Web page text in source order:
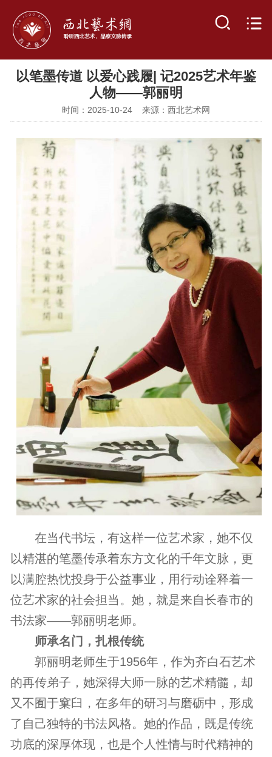
以笔墨传道 以爱心践履| 记2025艺术年鉴
人物——郭丽明
时间：2025-10-24 来源：西北艺术网
在当代书坛，有这样一位艺术家，她不仅
以精湛的笔墨传承着东方文化的千年文脉，更
以满腔热忱投身于公益事业，用行动诠释着一
位艺术家的社会担当。她，就是来自长春市的
书法家——郭丽明老师。
师承名门，扎根传统
郭丽明老师生于1956年，作为齐白石艺术
的再传弟子，她深得大师一脉的艺术精髓，却
又不囿于窠臼，在多年的研习与磨砺中，形成
了自己独特的书法风格。她的作品，既是传统
功底的深厚体现，也是个人性情与时代精神的